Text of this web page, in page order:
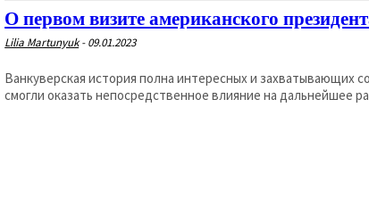
О первом визите американского
Lilia Martunyuk - 09.01.2023
Ванкуверская история полна интересных и захватывающих
смогли оказать непосредственное влияние на дальнейшее